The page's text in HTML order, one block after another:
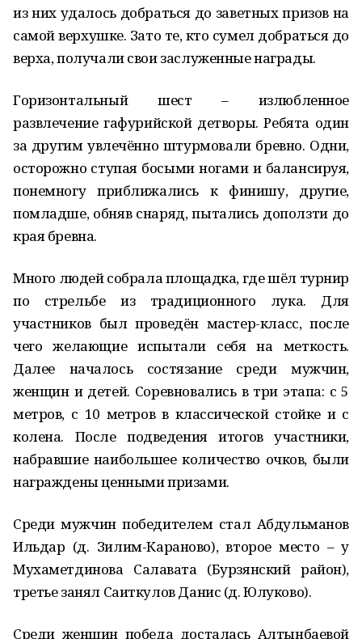
из них удалось добраться до заветных призов на
самой верхушке. Зато те, кто сумел добраться до
верха, получали свои заслуженные награды.
Горизонтальный шест – излюбленное
развлечение гафурийской детворы. Ребята один
за другим увлечённо штурмовали бревно. Одни,
осторожно ступая босыми ногами и балансируя,
понемногу приближались к финишу, другие,
помладше, обняв снаряд, пытались доползти до
края бревна.
Много людей собрала площадка, где шёл турнир
по стрельбе из традиционного лука. Для
участников был проведён мастер-класс, после
чего желающие испытали себя на меткость.
Далее началось состязание среди мужчин,
женщин и детей. Соревновались в три этапа: с 5
метров, с 10 метров в классической стойке и с
колена. После подведения итогов участники,
набравшие наибольшее количество очков, были
награждены ценными призами.
Среди мужчин победителем стал Абдульманов
Ильдар (д. Зилим-Караново), второе место – у
Мухаметдинова Салавата (Бурзянский район),
третье занял Саиткулов Данис (д. Юлуково).
Среди женщин победа досталась Алтынбаевой